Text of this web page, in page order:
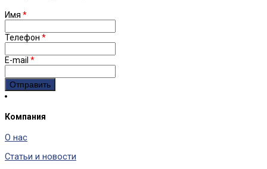
Имя *
Телефон *
E-mail *
Компания
О нас
Статьи и новости